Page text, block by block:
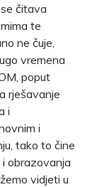
čitava
te
ne čuje,
vremena
poput
rješavanje
i
i
tako to čine
obrazovanja
vidjeti u